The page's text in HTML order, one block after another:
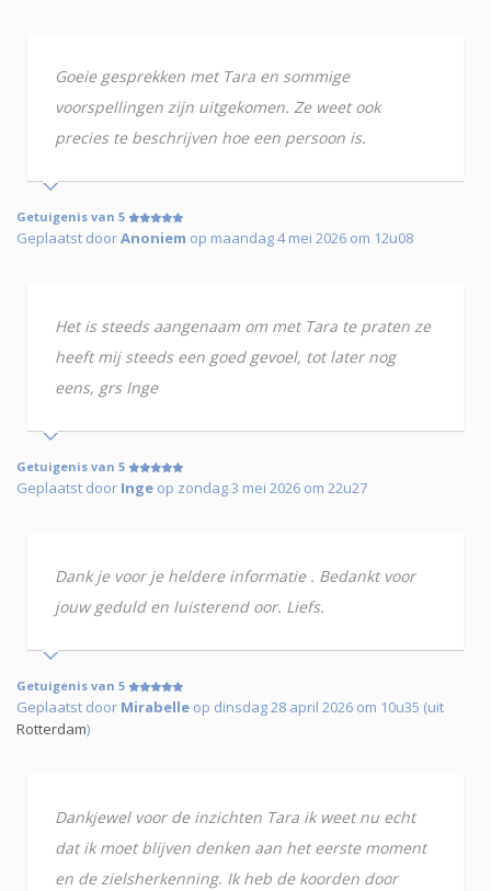
Goeie gesprekken met Tara en sommige
voorspellingen zijn uitgekomen. Ze weet ook
precies te beschrijven hoe een persoon is.
Getuigenis van 5
Geplaatst doorAnoniem op maandag 4 mei 2026 om 12u08
Het is steeds aangenaam om met Tara te praten ze
heeft mij steeds een goed gevoel, tot later nog
eens, grs Inge
Getuigenis van 5
Geplaatst door Inge op zondag 3 mei 2026 om 22u27
Dank je voor je heldere informatie . Bedankt voor
jouw geduld en luisterend oor. Liefs.
Getuigenis van 5
Geplaatst door Mirabelle op dinsdag 28 april 2026 om 10u35 (uit
Rotterdam)
Dankjewel voor de inzichten Tara ik weet nu echt
dat ik moet blijven denken aan het eerste moment
en de zielsherkenning. Ik heb de koorden door